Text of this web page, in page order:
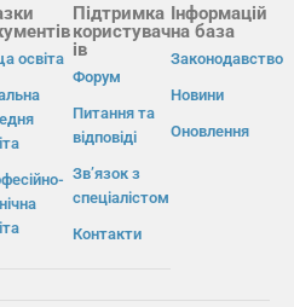
освіта
Підтримка
користувач
ів
Форум
Питання та
відповіді
Зв’язок з
спеціалістом
Контакти
Інформацій
на база
Законодавство
Новини
Оновлення